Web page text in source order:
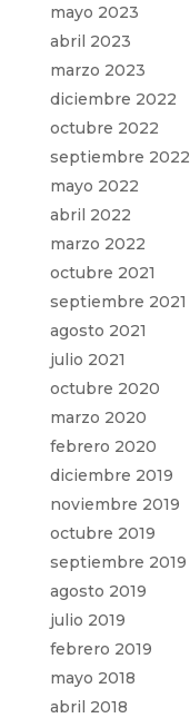
mayo 2023
abril 2023
marzo 2023
diciembre 2022
octubre 2022
septiembre 2022
mayo 2022
abril 2022
marzo 2022
octubre 2021
septiembre 2021
agosto 2021
julio 2021
octubre 2020
marzo 2020
febrero 2020
diciembre 2019
noviembre 2019
octubre 2019
septiembre 2019
agosto 2019
julio 2019
febrero 2019
mayo 2018
abril 2018